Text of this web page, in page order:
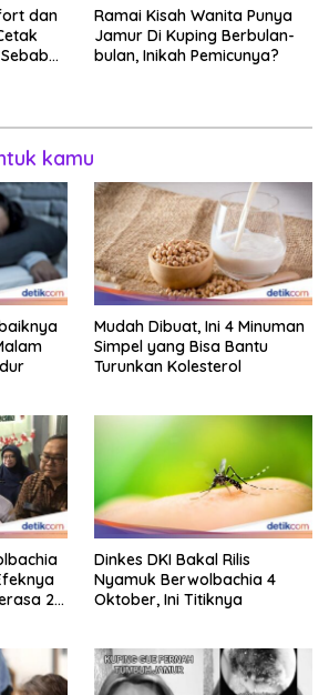
dan
Ramai Kisah Wanita Punya
Jamur Di Kuping Berbulan-
bulan, Inikah Pemicunya?
kamu
Mudah Dibuat, Ini 4 Minuman
Simpel yang Bisa Bantu
Turunkan Kolesterol
2
Dinkes DKI Bakal Rilis
Nyamuk Berwolbachia 4
Oktober, Ini Titiknya